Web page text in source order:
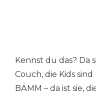
Kennst du das? Da
Couch, die Kids
BÄMM – da ist sie,